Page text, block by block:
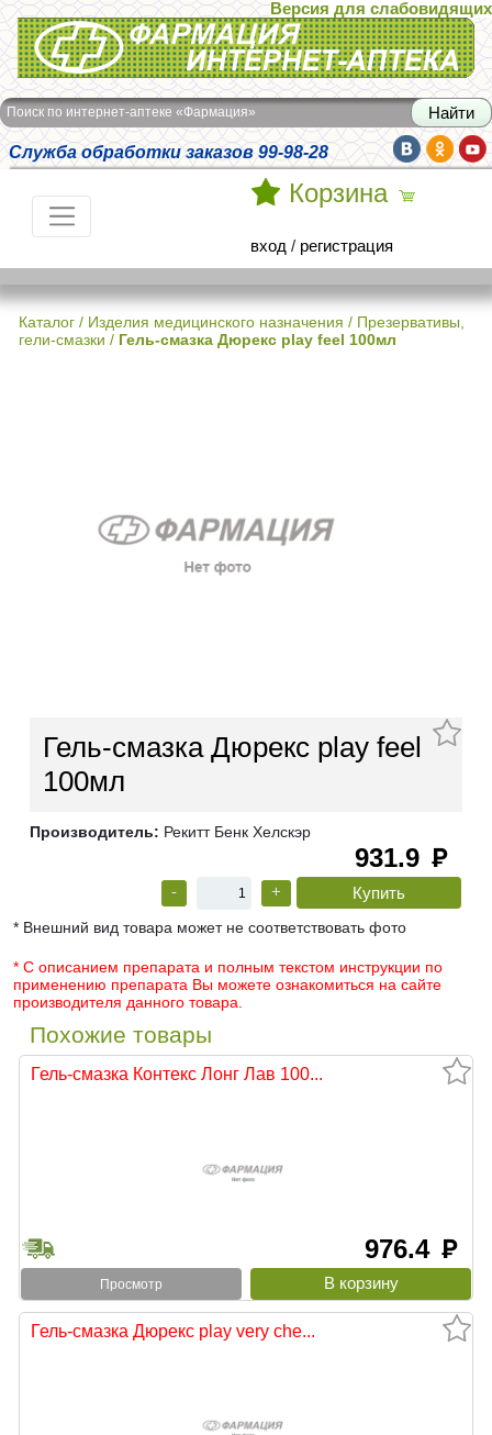
Интернет-аптека Фармация
Версия для слабовидящих
Поиск по интернет-аптеке «Фармация»
Служба обработки заказов 99-98-28
Корзина
вход / регистрация
Каталог / Изделия медицинского назначения / Презервативы,
гели-смазки / Гель-смазка Дюрекс play feel 100мл
Гель-смазка Дюрекс play feel
100мл
Производитель: Рекитт Бенк Хелскэр
931.9 руб
- +
* Внешний вид товара может не соответствовать фото
* С описанием препарата и полным текстом инструкции по
применению препарата Вы можете ознакомиться на сайте
производителя данного товара.
Похожие товары
Гель-смазка Контекс Лонг Лав 100...
976.4 руб
Просмотр
Гель-смазка Дюрекс play very che...